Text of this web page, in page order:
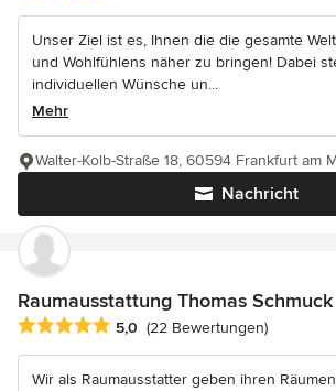
Unser Ziel ist es, Ihnen die die gesamte
und Wohlfühlens näher zu bringen! Dabei
individuellen Wünsche un...
Mehr
Nachricht
Walter-Kolb-Straße 18, 60594 Frankfurt am
Raumausstattung Thomas Schmuck
Durchschnittliche Bewertung: 5 von 5
5,0 (22 Bewertungen)
Wir als Raumausstatter geben ihren